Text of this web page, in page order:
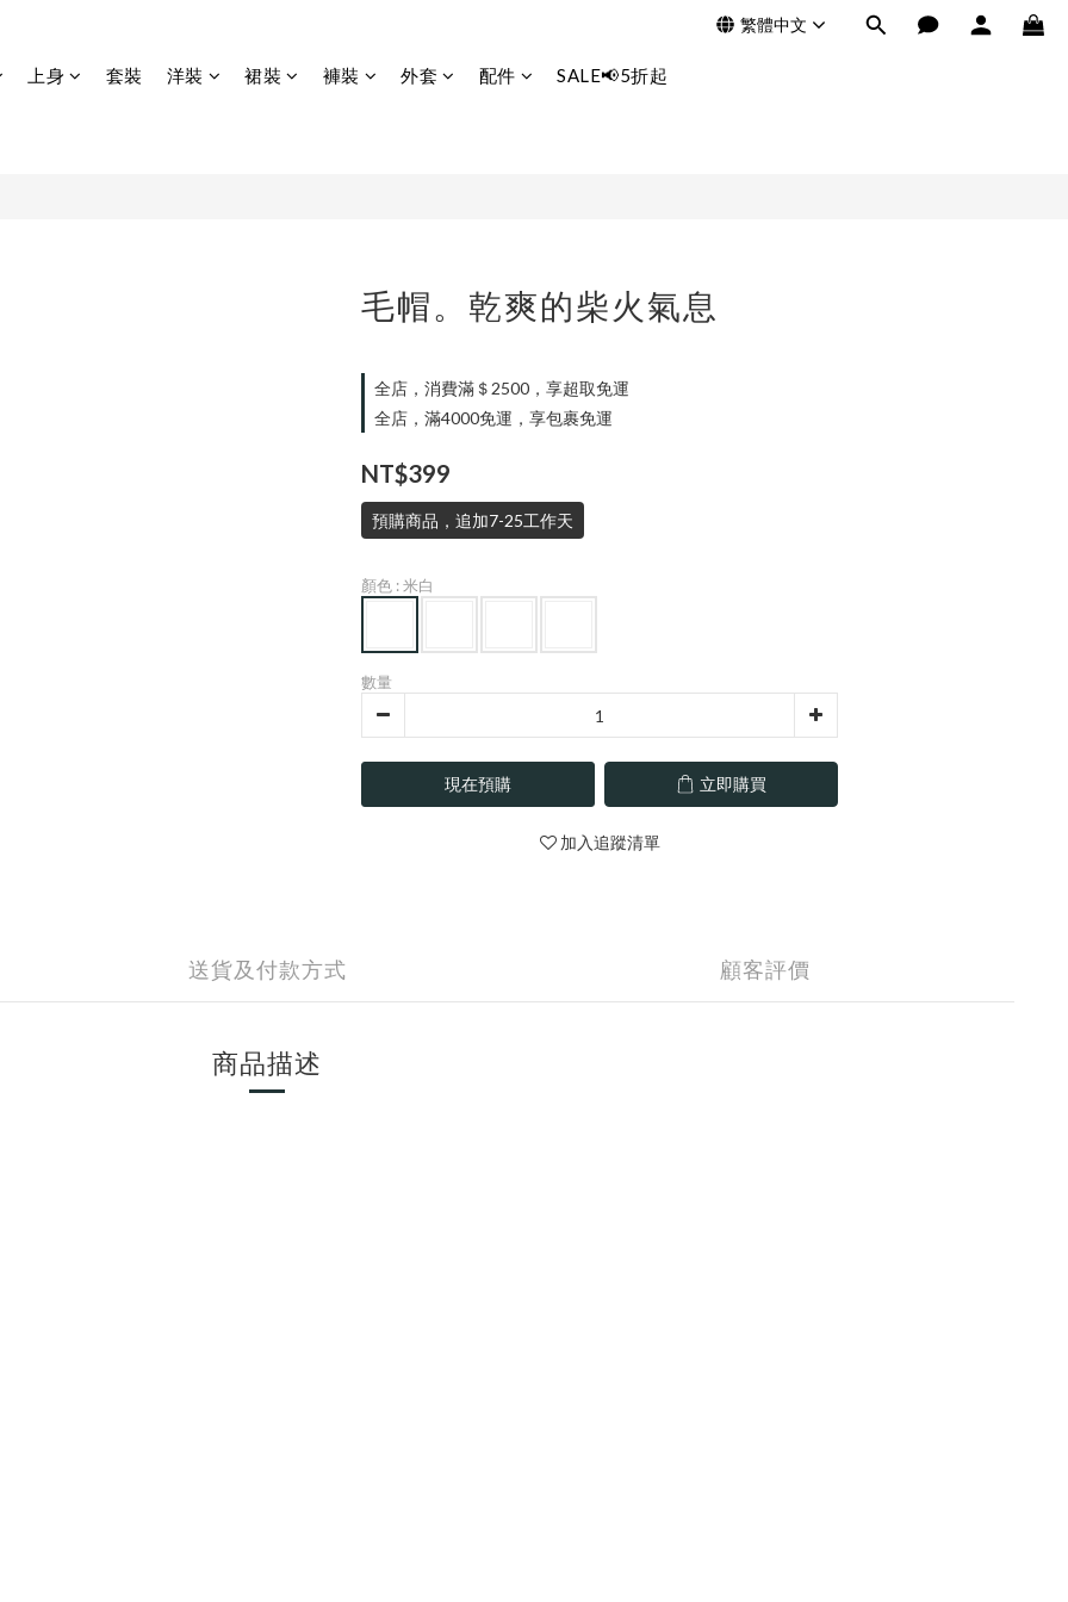
繁體中文
上身 套裝 洋裝 裙裝 褲裝 外套 配件 SALE📢5折起
毛帽。乾爽的柴火氣息
全店，消費滿＄2500，享超取免運
全店，滿4000免運，享包裹免運
NT$399
預購商品，追加7-25工作天
顏色 : 米白
數量
現在預購 立即購買
加入追蹤清單
送貨及付款方式 顧客評價
商品描述
立即購買